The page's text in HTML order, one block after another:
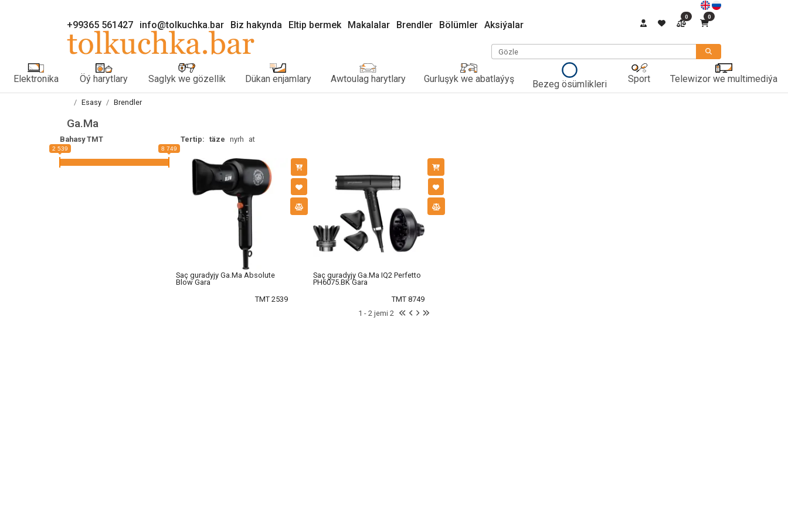
+99365 561427 info@tolkuchka.bar Biz hakynda Eltip bermek Makalalar Brendler Bölümler Aksiýalar
0 0
Gözle
Elektronika Öý harytlary Saglyk we gözellik Dükan enjamlary Awtoulag harytlary Gurluşyk we abatlaýyş Bezeg ösümlikleri Sport Telewizor we multimediýa
Esasy Brendler
Ga.Ma
Bahasy TMT
2 539 8 749
Tertip: täze nyrh at
Saç guradyjy Ga.Ma Absolute
Blow Gara
TMT 2539
Saç guradyjy Ga.Ma IQ2 Perfetto
PH6075.BK Gara
TMT 8749
1 - 2 jemi 2